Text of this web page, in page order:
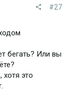
#27
бегать? Или вы
хотя это